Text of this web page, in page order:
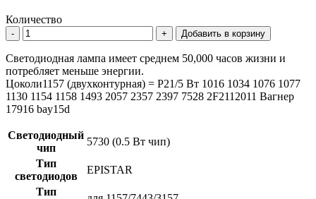
Количество
Добавить в корзину
Светодиодная лампа имеет среднем 50,000 часов жизни и
потребляет меньше энергии.
Цоколи1157 (двухконтурная) = P21/5 Вт 1016 1034 1076 1077
1130 1154 1158 1493 2057 2357 2397 7528 2F2112011 Вагнер
17916 bay15d
Светодиодный
чип
5730 (0.5 Вт чип)
Тип
светодиодов
EPISTAR
Тип